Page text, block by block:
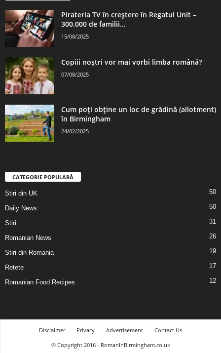
Pirateria TV în creștere în Regatul Unit –
300.000 de familii...
15/08/2025
Copiii noștri vor mai vorbi limba română?
07/08/2025
Cum poți obține un loc de grădină (allotment)
în Birmingham
24/02/2025
CATEGORIE POPULARĂ
Stiri din UK 50
Daily News 50
Stiri 31
Romanian News 26
Stiri din Romania 19
Retete 17
Romanian Food Recipes 12
Disclaimer Privacy Advertisement
Contact Us
© Copyright 2016 - RomanInBirmingham.co.uk